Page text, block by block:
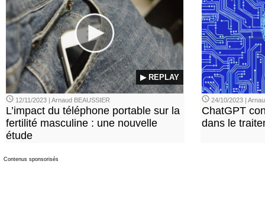
▶ REPLAY
12/11/2023 | Arnaud BEAUSSIER
L’impact du téléphone portable sur la
fertilité masculine : une nouvelle
étude
24/10/2023 |
ChatGPT
dans le
Contenus sponsorisés